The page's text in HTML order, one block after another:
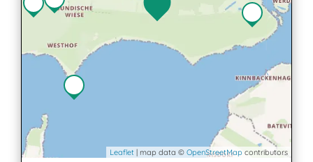
Leaflet | map data © OpenStreetMap contributors